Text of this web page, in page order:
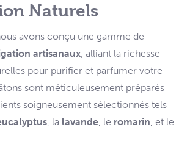
Naturels
avons conçu une gamme de
artisanaux, alliant la richesse
pour purifier et parfumer votre
sont méticuleusement préparés
soigneusement sélectionnés tels
, la lavande, le romarin, et le